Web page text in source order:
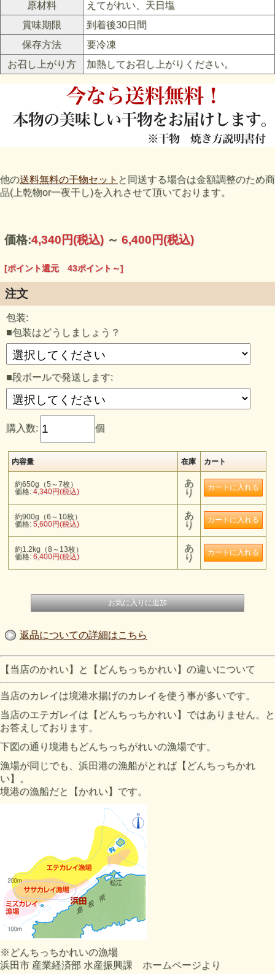
原材料
えてがれい、天日塩
賞味期限
到着後30日間
保存方法
要冷凍
お召し上がり方
加熱してお召し上がりください。
他の送料無料の干物セット と同送する場合は金額調整のため商
品(上乾物or一夜干し)を入れさせて頂いております。
価格:4,340円(税込) ～ 6,400円(税込)
[ポイント還元 43ポイント～]
注文
包装:
■包装はどうしましょう？
■段ボールで発送します:
購入数: 個
内容量 在庫 カート
約650g（5～7枚）
価格:4,340円(税込)
あ
り
約900g（6～10枚）
価格:5,600円(税込)
あ
り
約1.2kg（8～13枚）
価格:6,400円(税込)
あ
り
返品についての詳細はこちら
【当店のかれい】と【どんちっちかれい】の違いについて
当店のカレイは境港水揚げのカレイを使う事が多いです。
当店のエテガレイは【どんちっちかれい】ではありません。と
お答えしております。
下図の通り境港もどんちっちがれいの漁場です。
漁場が同じでも、浜田港の漁船がとれば【どんちっちかれ
い】。
境港の漁船だと【かれい】です。
※どんちっちかれいの漁場
浜田市 産業経済部 水産振興課 ホームページより